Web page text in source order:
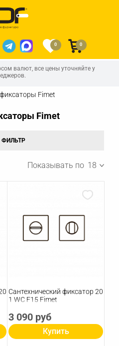
0 0
валют, все цены уточняйте у
Fimet
Fimet
Показывать по 18
Сантехнический фиксатор 20
1 WC F15 Fimet
3 090 руб
Купить